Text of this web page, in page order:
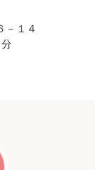
－１４